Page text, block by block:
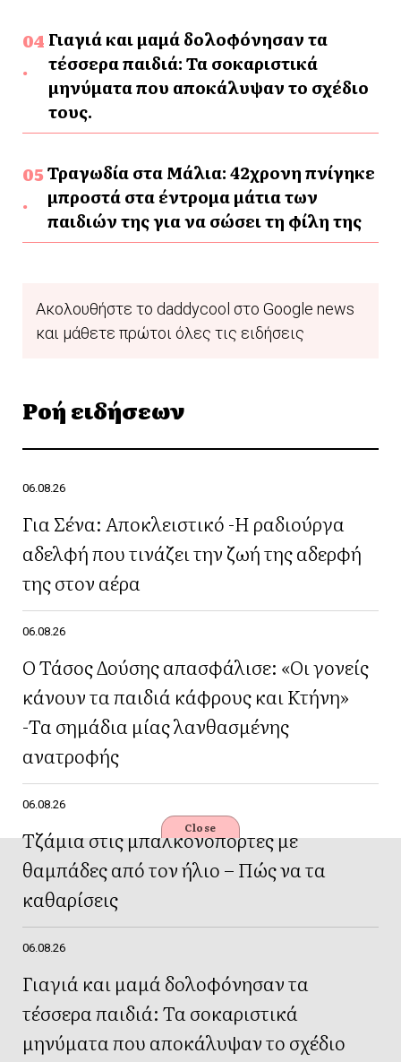
Γιαγιά και μαμά δολοφόνησαν τα
τέσσερα παιδιά: Τα σοκαριστικά
μηνύματα που αποκάλυψαν το σχέδιο
τους.
Τραγωδία στα Μάλια: 42χρονη πνίγηκε
μπροστά στα έντρομα μάτια των
παιδιών της για να σώσει τη φίλη της
Ακολουθήστε το daddycool στο Google news
και μάθετε πρώτοι όλες τις ειδήσεις
Ροή ειδήσεων
06.08.26
Για Σένα: Αποκλειστικό -Η ραδιούργα
αδελφή που τινάζει την ζωή της αδερφή
της στον αέρα
06.08.26
Ο Τάσος Δούσης απασφάλισε: «Οι γονείς
κάνουν τα παιδιά κάφρους και Κτήνη»
-Τα σημάδια μίας λανθασμένης
ανατροφής
06.08.26
Τζάμια στις μπαλκονόπορτες με
θαμπάδες από τον ήλιο – Πώς να τα
καθαρίσεις
06.08.26
Γιαγιά και μαμά δολοφόνησαν τα
τέσσερα παιδιά: Τα σοκαριστικά
μηνύματα που αποκάλυψαν το σχέδιο
Close